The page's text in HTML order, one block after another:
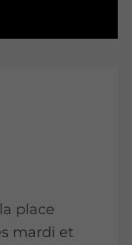
place
mardi et